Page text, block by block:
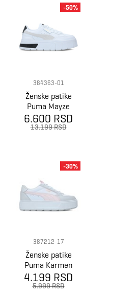
384363-01
Ženske patike
Puma Mayze
stack wns
6.600 RSD
13.199 RSD
-50%
387212-17
Ženske patike
Puma Karmen
Rebelle
4.199 RSD
5.999 RSD
-30%